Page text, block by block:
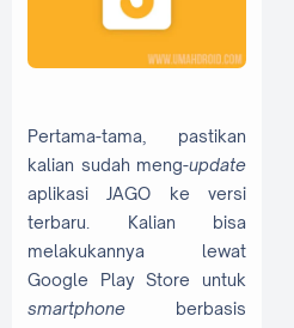
Pertama-tama, pastikan
kalian sudah meng-update
aplikasi JAGO ke versi
terbaru. Kalian bisa
melakukannya lewat
Google Play Store untuk
smartphone berbasis